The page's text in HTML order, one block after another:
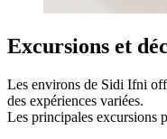
Excursions et
Les environs de Sidi Ifni
des expériences variées.
Les principales excursions